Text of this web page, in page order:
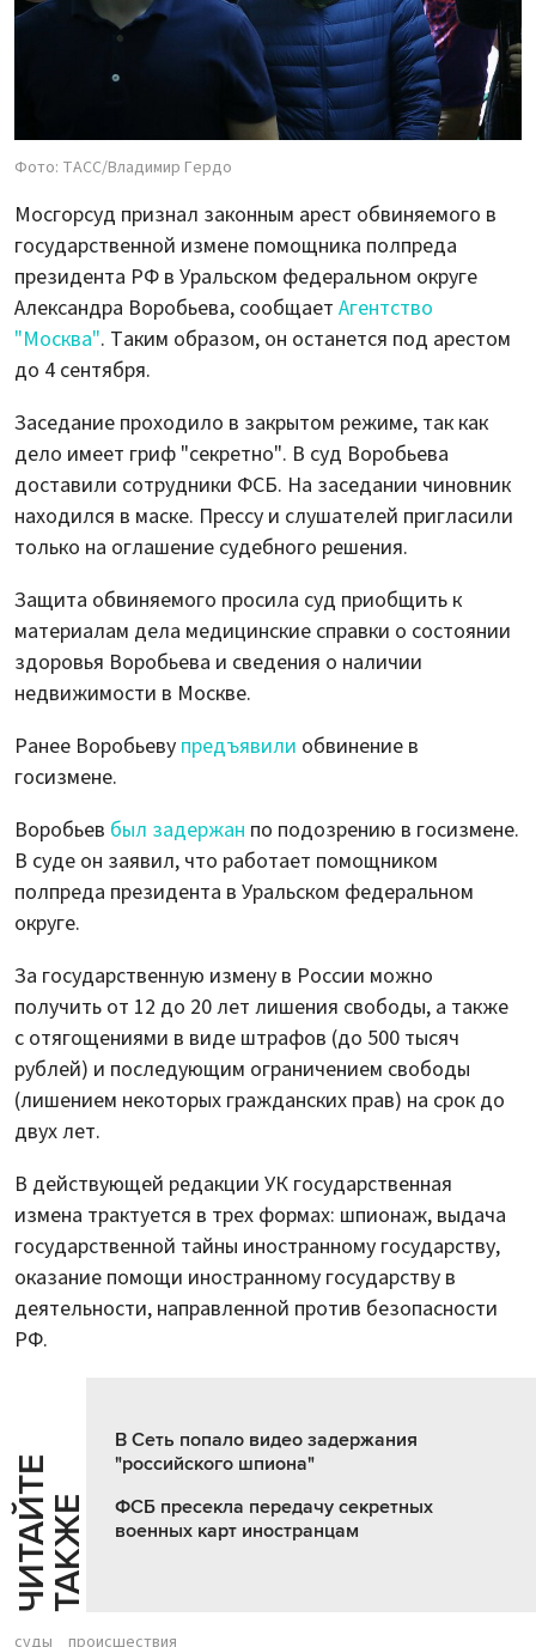
Фото: ТАСС/Владимир Гердо
Мосгорсуд признал законным арест обвиняемого в
государственной измене помощника полпреда
президента РФ в Уральском федеральном округе
Александра Воробьева, сообщает Агентство
"Москва". Таким образом, он останется под арестом
до 4 сентября.
Заседание проходило в закрытом режиме, так как
дело имеет гриф "секретно". В суд Воробьева
доставили сотрудники ФСБ. На заседании чиновник
находился в маске. Прессу и слушателей пригласили
только на оглашение судебного решения.
Защита обвиняемого просила суд приобщить к
материалам дела медицинские справки о состоянии
здоровья Воробьева и сведения о наличии
недвижимости в Москве.
Ранее Воробьеву предъявили обвинение в
госизмене.
Воробьев был задержан по подозрению в госизмене.
В суде он заявил, что работает помощником
полпреда президента в Уральском федеральном
округе.
За государственную измену в России можно
получить от 12 до 20 лет лишения свободы, а также
с отягощениями в виде штрафов (до 500 тысяч
рублей) и последующим ограничением свободы
(лишением некоторых гражданских прав) на срок до
двух лет.
В действующей редакции УК государственная
измена трактуется в трех формах: шпионаж, выдача
государственной тайны иностранному государству,
оказание помощи иностранному государству в
деятельности, направленной против безопасности
РФ.
Ч
И
Т
АЙ
Т
Е
Т
А
К
ЖЕ
В Сеть попало видео задержания
"российского шпиона"
ФСБ пресекла передачу секретных
военных карт иностранцам
суды происшествия